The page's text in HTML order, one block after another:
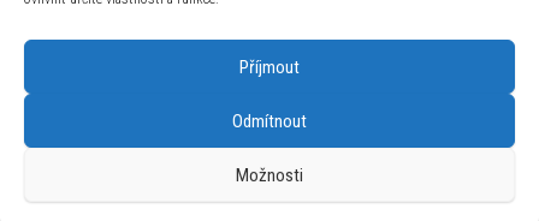
Příjmout
Odmítnout
Možnosti
s.r.o. Chodovská 228/3 Praha 4 IČ: 26454424